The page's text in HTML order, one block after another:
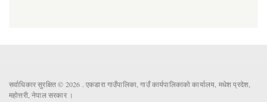
सर्वाधिकार सुरक्षित © 2026 . एकडारा गाउँपालिका, गाउँ कार्यपालिकाको कार्यालय, मधेश प्रदेश,
महोत्तरी, नेपाल सरकार ।